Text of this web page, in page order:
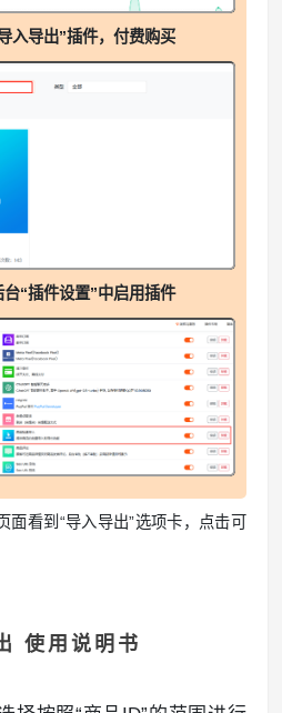
入导出”插件，付费购买
“插件设置”中启用插件
看到“导入导出”选项卡，点击可
使用说明书